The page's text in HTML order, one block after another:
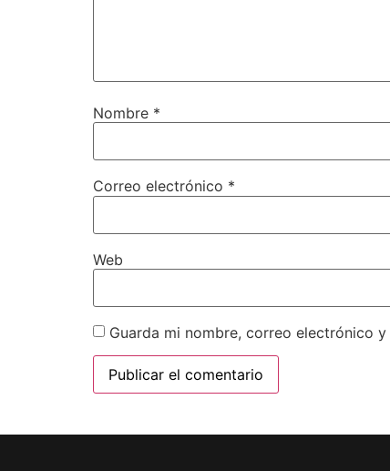
Nombre *
Correo electrónico *
Web
Guarda mi nombre, correo electrónico